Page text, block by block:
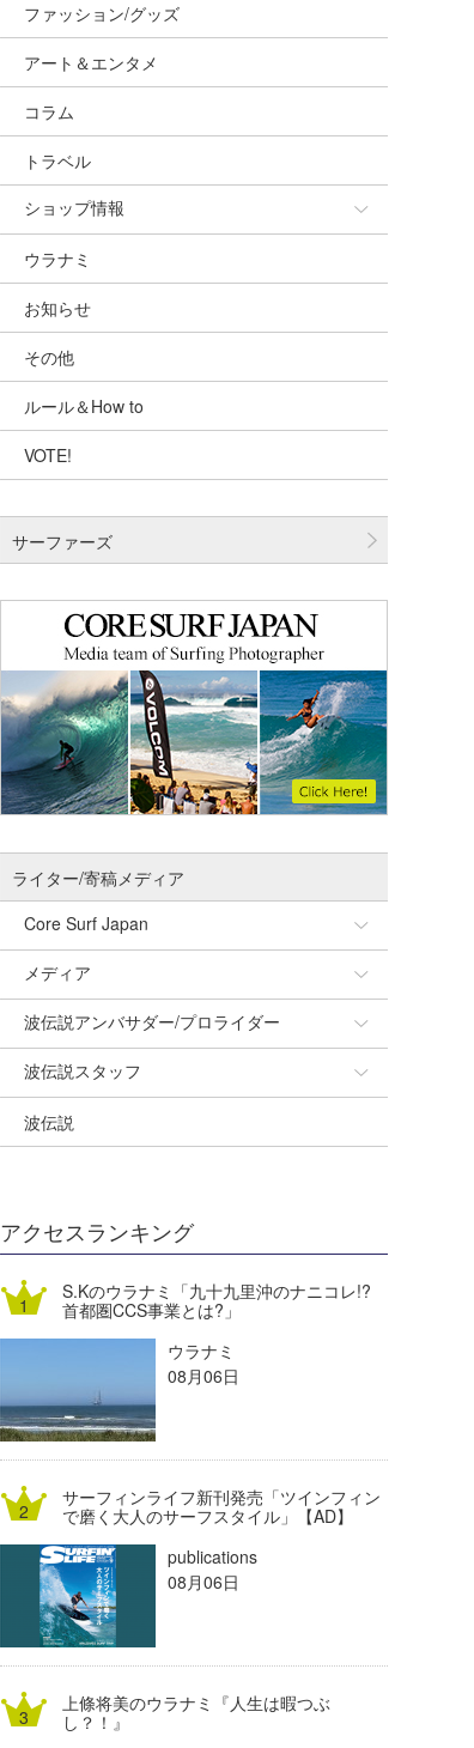
ファッション/グッズ
アート＆エンタメ
コラム
トラベル
ショップ情報
ショップ情報
湘南
千葉北
伊豆
千葉南
四国
沖縄
ウラナミ
お知らせ
その他
ルール＆How to
VOTE!
サーファーズ
ライター/寄稿メディア
Core Surf Japan
Naoya Kimoto
mitsuteru Kamio
Yasunari Inoue
Yoshiyuki Obata
DELTA FORCE SURF
熊谷素子
メディア
SURFMEDIA
Colors MAGAZINE
WAVAL
波伝説アンバサダー/プロライダー
福島寿実子
中浦“JET”章
進士剛光
植村未来
大野”MAR”修聖
喜納海人
波伝説スタッフ
☆加藤
Aichan
ECE
H
KID
KOBU
KY
MIN
mitz
OYZ
波伝説
アクセスランキング
S.Kのウラナミ「九十九里沖のナニコレ!?
首都圏CCS事業とは?」
ウラナミ
08月06日
サーフィンライフ新刊発売「ツインフィン
で磨く大人のサーフスタイル」【AD】
publications
08月06日
上條将美のウラナミ『人生は暇つぶ
し？！』